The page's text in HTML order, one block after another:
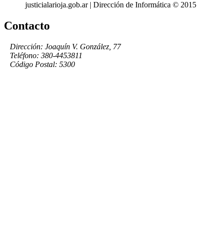
justicialarioja.gob.ar | Dirección de Informática © 2015
Contacto
Dirección: Joaquín V. González, 77
Teléfono: 380-4453811
Código Postal: 5300